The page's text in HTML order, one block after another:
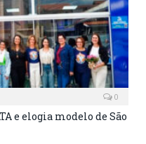
0
e elogia modelo de São